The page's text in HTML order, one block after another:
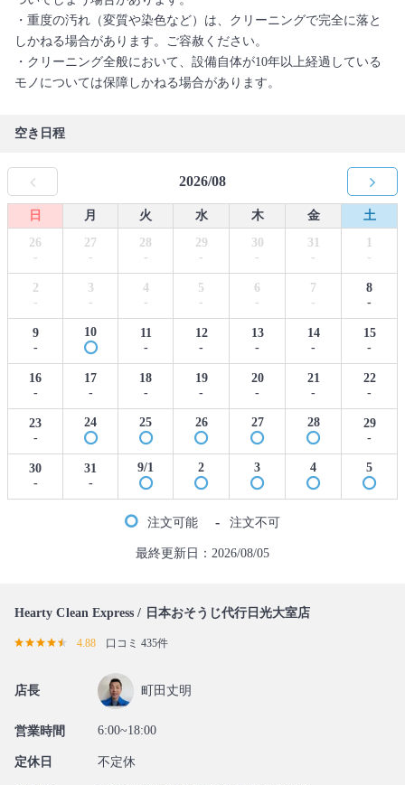
・重度の汚れ（変質や染色など）は、クリーニングで完全に落と
しかねる場合があります。ご容赦ください。
・クリーニング全般において、設備自体が10年以上経過している
モノについては保障しかねる場合があります。
空き日程
2026/08
日 月 火 水 木 金
土
26
-
27
-
28
-
29
-
30
-
31
-
1
-
2
-
3
-
4
-
5
-
6
-
7
-
8
-
9
-
10
11
-
12
-
13
-
14
-
15
-
16
-
17
-
18
-
19
-
20
-
21
-
22
-
23
-
24 25 26 27 28
29
-
30
-
31
-
9/1 2 3 4 5
注文可能 - 注文不可
最終更新日：2026/08/05
Hearty Clean Express / 日本おそうじ代行日光大室店
4.88 口コミ 435件
店長 町田丈明
営業時間 6:00~18:00
定休日 不定休